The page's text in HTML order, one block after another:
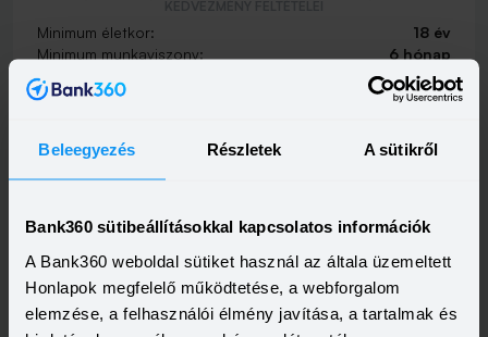
Beleegyezés Részletek A sütikről
Bank360 sütibeállításokkal kapcsolatos információk
A Bank360 weboldal sütiket használ az általa üzemeltett
Honlapok megfelelő működtetése, a webforgalom
elemzése, a felhasználói élmény javítása, a tartalmak és
Minimum életkor:
18 év
Minimum munkaviszony:
6 hónap
Minimum jövedelem:
400 000 Ft
K&amp;H személyi kölcsön
HITELÖSSZEG
500 000 - 15 000 000 Ft
THM
21,20 - 21,20%
KAMAT
18,99 - 18,99%